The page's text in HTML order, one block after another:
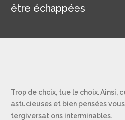
être échappées
Trop de choix, tue le choix. Ainsi,
astucieuses et bien pensées
tergiversations interminables.